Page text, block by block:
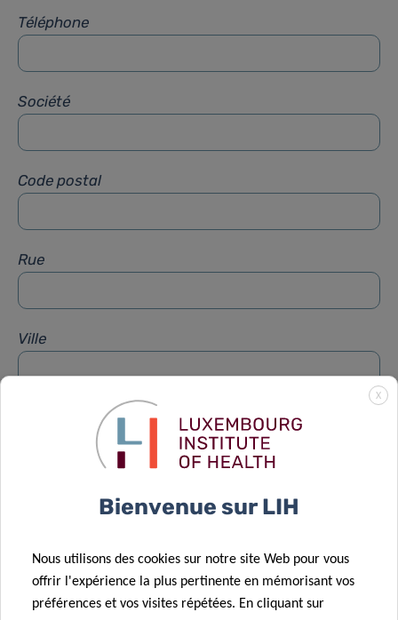
Téléphone
Société
Code postal
Rue
Ville
X
Bienvenue sur LIH
Nous utilisons des cookies sur notre site Web pour vous
offrir l'expérience la plus pertinente en mémorisant vos
préférences et vos visites répétées. En cliquant sur